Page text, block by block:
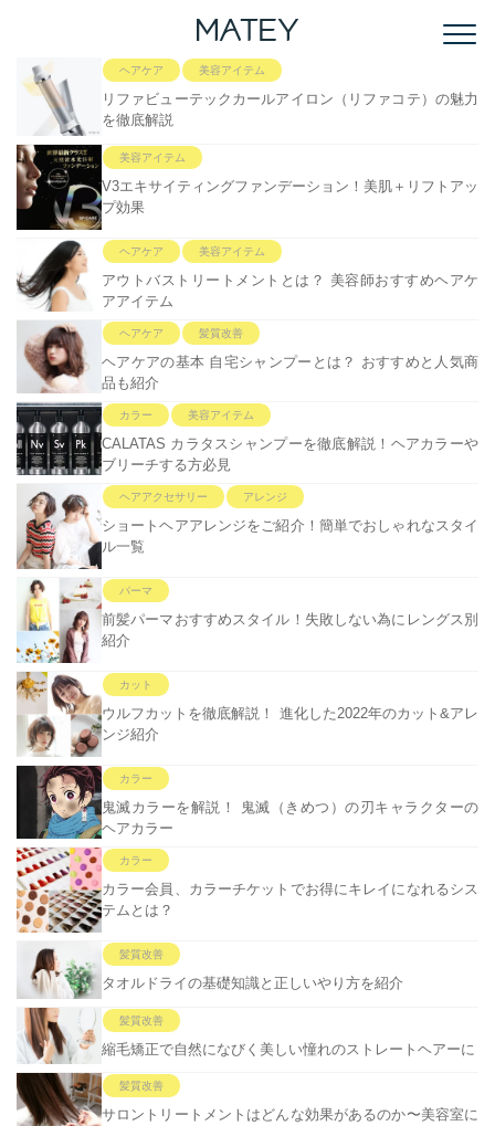
ヘアケア 美容アイテム
リファビューテックカールアイロン（リファコテ）の魅力
を徹底解説
美容アイテム
V3エキサイティングファンデーション！美肌＋リフトアッ
プ効果
ヘアケア 美容アイテム
アウトバストリートメントとは？ 美容師おすすめヘアケ
アアイテム
ヘアケア 髪質改善
ヘアケアの基本 自宅シャンプーとは？ おすすめと人気商
品も紹介
カラー 美容アイテム
CALATAS カラタスシャンプーを徹底解説！ヘアカラーや
ブリーチする方必見
ヘアアクセサリー アレンジ
ショートヘアアレンジをご紹介！簡単でおしゃれなスタイ
ル一覧
パーマ
前髪パーマおすすめスタイル！失敗しない為にレングス別
紹介
カット
ウルフカットを徹底解説！ 進化した2022年のカット&アレ
ンジ紹介
カラー
鬼滅カラーを解説！ 鬼滅（きめつ）の刃キャラクターの
ヘアカラー
カラー
カラー会員、カラーチケットでお得にキレイになれるシス
テムとは？
髪質改善
タオルドライの基礎知識と正しいやり方を紹介
髪質改善
縮毛矯正で自然になびく美しい憧れのストレートヘアーに
髪質改善
サロントリートメントはどんな効果があるのか〜美容室に